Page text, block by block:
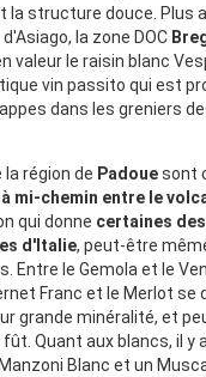
la structure douce. Plus
la zone DOC
valeur le raisin blanc
vin passito qui est
dans les greniers
la région de Padouesont
mi-chemin entre le
qui donne certaines
d'Italie, peut-être
Entre le Gemola et le
Franc et le Merlot se
grande minéralité, et
Quant aux blancs, il y
Blanc et un